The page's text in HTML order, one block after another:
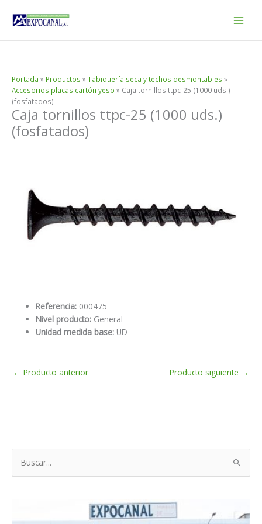
Portada » Productos »Tabiquería seca y techos desmontables »
Accesorios placas cartón yeso » Caja tornillos ttpc-25 (1000 uds.)
(fosfatados)
Caja tornillos ttpc-25 (1000 uds.)
(fosfatados)
Referencia: 000475
Nivel producto: General
Unidad medida base: UD
← Producto anterior Producto siguiente →